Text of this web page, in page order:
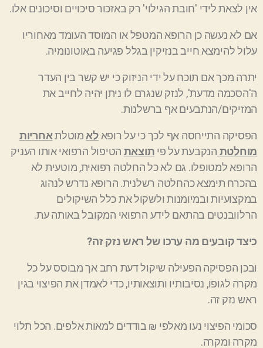
אין לצאת לידי 'חובת הגילוי' רק באזכור סיכויים וסיכונים אלו.
אם לא נעשה כן הרופא המטפל או המוסד העומד מאחוריו
עלול להימצא חייב בנזיקין בגלל פגיעה באוטונומיה.
יתרה מכך אם תוכח על ידי הניזוק כי יש קשר בין העדר
ה'הסכמה מדעת', לנזק שנגרם לו ניתן יהיה לחייב את
המזיקים/הנתבעים אף ברשלנות.
הפסיקה התייחסה אף לכך כי על רופאלאמוטלתאחריות
מוחלטתהנקבעת על פיתוצאתהטיפול הרפואי אותו העניק
הרופא למטופלו. גם לא כל החלטה רפואית, מוטעית לא
בהכרח תימצא כהחלטה רשלנית. הרופא נדרש לנהוג
במקצועיות ובמיומנות ולשקול את כלל השיקולים
הרלוובנטים בהתאם לידע הרפואי המקובל באותה עת.
כיצד קובעים מה ערכו של ראש נזק זה?
ובכן הפסיקה הפעילה שיקול דעת רחב אך מבוסס על כל
מקרה לגופו, נסיבותיו ותוצאותיו, כדי לאמדן את הפיצוי בגין
ראש נזק זה.
סכומי הפיצוי נעו מאלפי ₪ בודדים למאות אלפים. הכל תלוי
מקרה ומקרה.